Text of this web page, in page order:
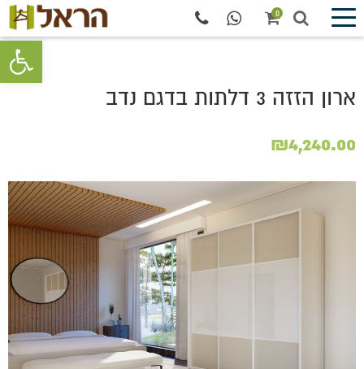
פתח
0
ארון הזזה 3 דלתות בדגם נדב
₪4,240.00